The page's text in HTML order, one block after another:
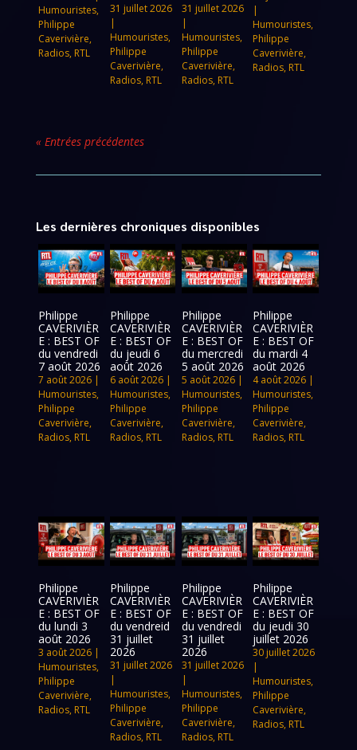
Humouristes,
Philippe
Caverivière,
Radios, RTL
31 juillet 2026
|
Humouristes,
Philippe
Caverivière,
Radios, RTL
31 juillet 2026
|
Humouristes,
Philippe
Caverivière,
Radios, RTL
|
Humouristes,
Philippe
Caverivière,
Radios, RTL
« Entrées précédentes
Les dernières chroniques disponibles
Philippe
CAVERIVIÈR
E : BEST OF
du vendredi
7 août 2026
7 août 2026 |
Humouristes,
Philippe
Caverivière,
Radios, RTL
Philippe
CAVERIVIÈR
E : BEST OF
du jeudi 6
août 2026
6 août 2026|
Humouristes,
Philippe
Caverivière,
Radios, RTL
Philippe
CAVERIVIÈR
E : BEST OF
du mercredi
5 août 2026
5 août 2026|
Humouristes,
Philippe
Caverivière,
Radios, RTL
Philippe
CAVERIVIÈR
E : BEST OF
du mardi 4
août 2026
4 août 2026 |
Humouristes,
Philippe
Caverivière,
Radios, RTL
Philippe
CAVERIVIÈR
E : BEST OF
du lundi 3
août 2026
3 août 2026 |
Humouristes,
Philippe
Caverivière,
Radios, RTL
Philippe
CAVERIVIÈR
E : BEST OF
du vendreid
31 juillet
2026
31 juillet 2026
|
Humouristes,
Philippe
Caverivière,
Radios, RTL
Philippe
CAVERIVIÈR
E : BEST OF
du vendredi
31 juillet
2026
31 juillet 2026
|
Humouristes,
Philippe
Caverivière,
Radios, RTL
Philippe
CAVERIVIÈR
E : BEST OF
du jeudi 30
juillet 2026
30 juillet 2026
|
Humouristes,
Philippe
Caverivière,
Radios, RTL